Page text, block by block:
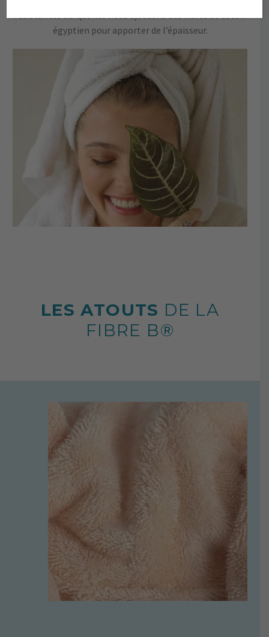
résistantes auxquelles nous ajoutons des fibres de coton
égyptien pour apporter de l’épaisseur.
LES ATOUTS DE LA
FIBRE B®